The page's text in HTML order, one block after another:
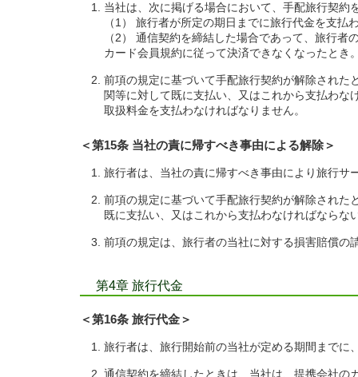
当社は、次に掲げる場合において、手配旅行契約
（1） 旅行者が所定の期日までに旅行代金を支払
（2） 通信契約を締結した場合であって、旅行
カード会員規約に従って決済できなくなったとき
前項の規定に基づいて手配旅行契約が解除された
関等に対して既に支払い、又はこれから支払わ
取扱料金を支払わなければなりません。
＜第15条 当社の責に帰すべき事由による解除＞
旅行者は、当社の責に帰すべき事由により旅行サ
前項の規定に基づいて手配旅行契約が解除された
既に支払い、又はこれから支払わなければなら
前項の規定は、旅行者の当社に対する損害賠償の
第4章 旅行代金
＜第16条 旅行代金＞
旅行者は、旅行開始前の当社が定める期間までに
通信契約を締結したときは、当社は、提携会社の